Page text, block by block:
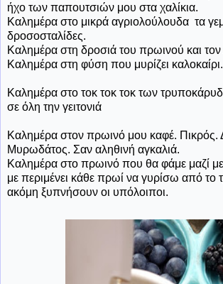
ήχο των παπουτσιών μου στα χαλίκια.
Καλημέρα στο μικρά αγριολούλουδα τα
δροσοσταλίδες.
Καλημέρα στη δροσιά του πρωινού και
Καλημέρα στη φύση που μυρίζει καλοκαίρι.
Καλημέρα στο τοκ τοκ τοκ των
σε όλη την γειτονιά
Καλημέρα στον πρωινό μου καφέ. Πικρός.
Μυρωδάτος. Σαν αληθινή αγκαλιά.
Καλημέρα στο πρωινό που θα φάμε μαζί
με περιμένει κάθε πρωί να γυρίσω από το
ακόμη ξυπνήσουν οι υπόλοιποι.